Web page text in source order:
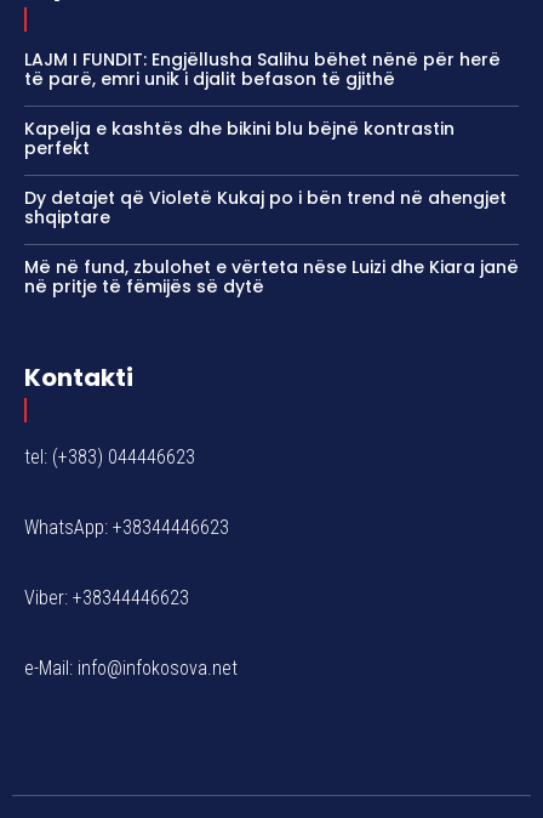
LAJM I FUNDIT: Engjëllusha Salihu bëhet nënë për herë
të parë, emri unik i djalit befason të gjithë
Kapelja e kashtës dhe bikini blu bëjnë kontrastin
perfekt
Dy detajet që Violetë Kukaj po i bën trend në ahengjet
shqiptare
Më në fund, zbulohet e vërteta nëse Luizi dhe Kiara janë
në pritje të fëmijës së dytë
Kontakti
tel: (+383) 044446623
WhatsApp: +38344446623
Viber: +38344446623
e-Mail: info@infokosova.net